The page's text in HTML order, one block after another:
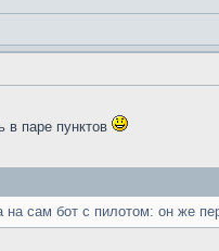
в паре пунктов
сам бот с пилотом: он же